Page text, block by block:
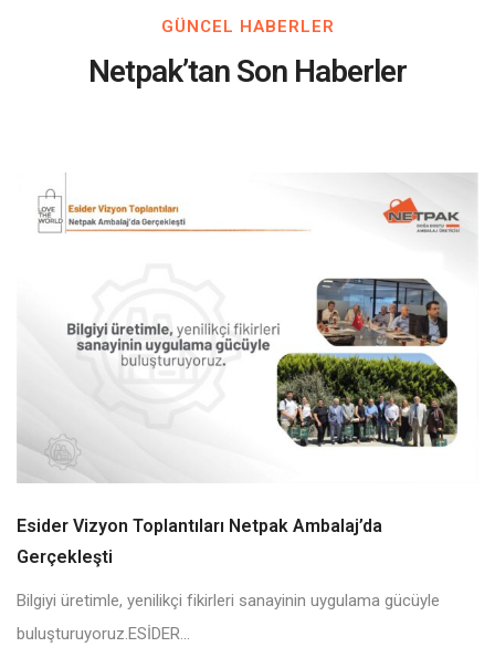
GÜNCEL HABERLER
Netpak’tan Son Haberler
Esider Vizyon Toplantıları Netpak Ambalaj’da
Gerçekleşti
Bilgiyi üretimle, yenilikçi fikirleri sanayinin uygulama gücüyle
buluşturuyoruz.ESİDER...